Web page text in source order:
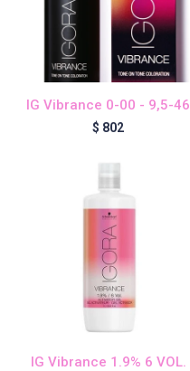
IG Vibrance 0-00 - 9,5-46
$ 802
IG Vibrance 1.9% 6 VOL.
BC Bonacure - R-TWO
Contacto